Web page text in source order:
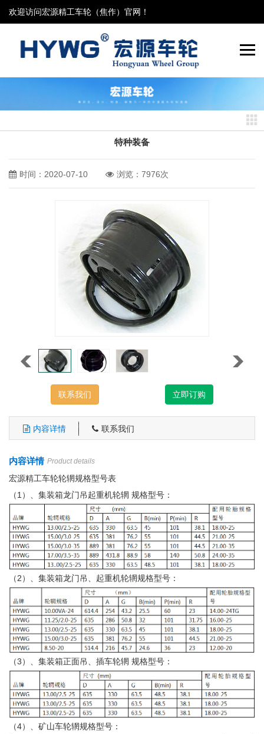
欢迎访问宏源精工车轮（焦作）官网！
特种装备
时间：2020-07-10 浏览：7976次
联系我们 立即订购
内容详情 联系我们
内容详情 Product details
宏源精工车轮轮辋规格型号表
（1）、集装箱龙门吊起重机轮辋 规格型号：
（2）、集装箱龙门吊、起重机轮辋规格型号：
（3）、集装箱正面吊、插车轮辋 规格型号：
（4）、矿山车轮辋规格型号：